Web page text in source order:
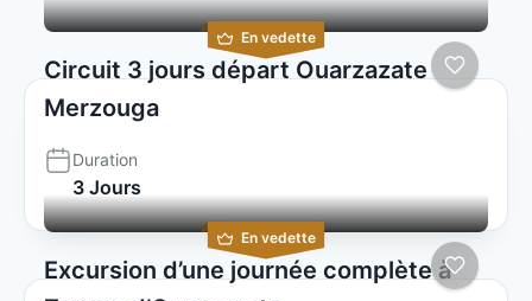
En vedette
Circuit 3 jours départ Ouarzazate
Merzouga
Duration
3 Jours
En vedette
Excursion d’une journée complète à